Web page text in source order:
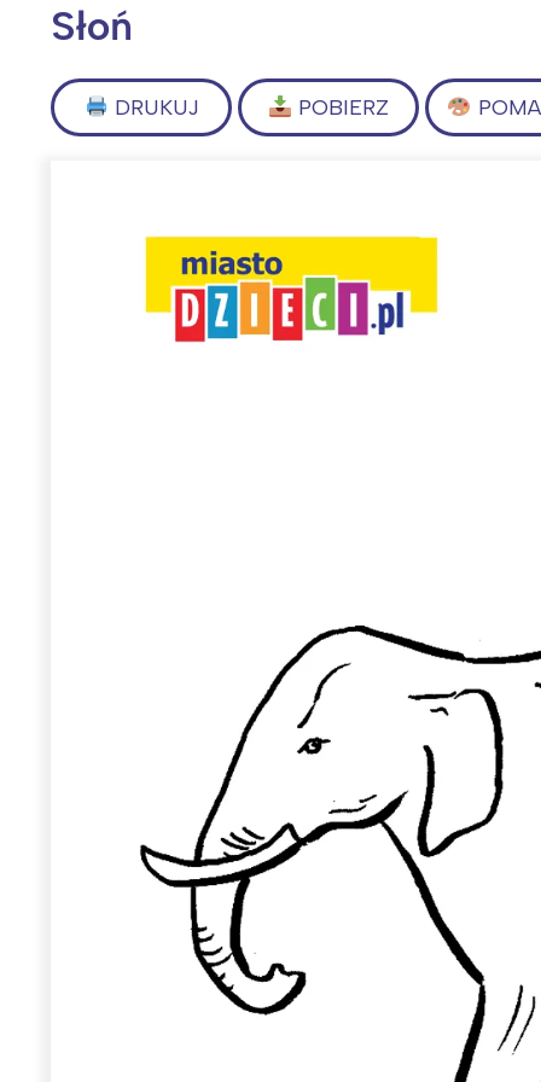
Słoń
DRUKUJ POBIERZ